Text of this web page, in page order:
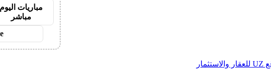
مباريات اليوم
مباشر